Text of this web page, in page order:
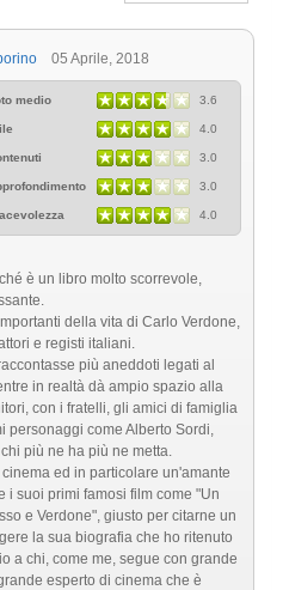
05 Aprile, 2018
medio 3.6
4.0
3.0
3.0
4.0
è un libro molto scorrevole,
della vita di Carlo Verdone,
e registi italiani.
più aneddoti legati al
in realtà dà ampio spazio alla
con i fratelli, gli amici di famiglia
personaggi come Alberto Sordi,
più ne ha più ne metta.
ed in particolare un'amante
i suoi primi famosi film come "Un
e Verdone", giusto per citarne un
la sua biografia che ho ritenuto
a chi, come me, segue con grande
esperto di cinema che è